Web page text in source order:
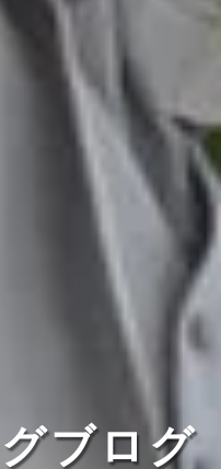
ブログ